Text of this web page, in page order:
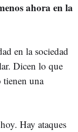
ahora en la
en la sociedad
Dicen lo que
tienen una
Hay ataques